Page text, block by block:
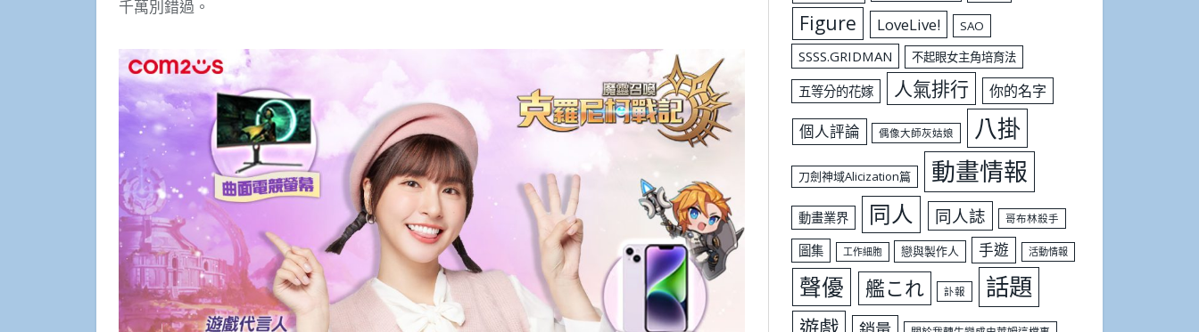
千萬別錯過。
Figure LoveLive! SAO
SSSS.GRIDMAN 不起眼女主角培育法
五等分的花嫁 人氣排行 你的名字
個人評論 偶像大師灰姑娘 八掛
刀劍神域Alicization篇 動畫情報
動畫業界 同人 同人誌 哥布林殺手
圖集 工作細胞 戀與製作人 手遊 活動情報
聲優 艦これ 訃報 話題